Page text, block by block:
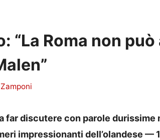
“La Roma non può
far discutere con parole
impressionanti dell’olandese —